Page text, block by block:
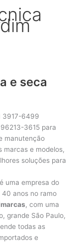
e seca
3917-6499
3615 para
manutenção
marcas e modelos,
soluções para
é uma empresa do
40 anos no ramo
, com uma
grande São Paulo,
todas as
e